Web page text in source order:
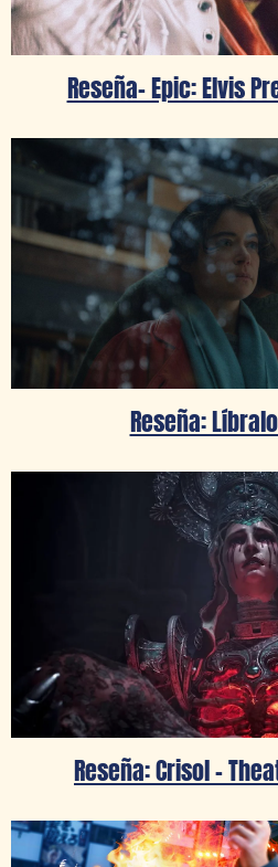
Reseña- Epic: Elvis
Reseña:
Reseña: Crisol –